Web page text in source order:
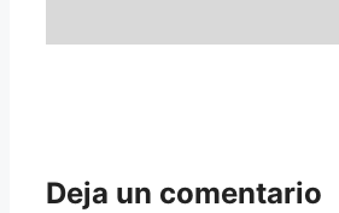
Deja un comentario